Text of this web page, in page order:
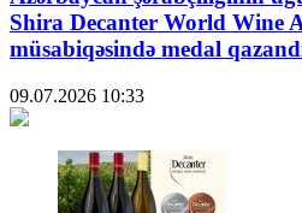
Shira Decanter World Wine
müsabiqəsində medal
09.07.2026 10:33